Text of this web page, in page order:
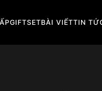
GIFTSETBÀI VIẾTTIN